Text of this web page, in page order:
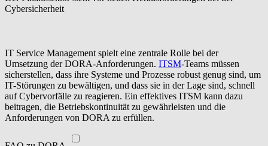
Cybersicherheit
IT Service Management spielt eine zentrale Rolle bei der
Umsetzung der DORA-Anforderungen. ITSM-Teams müssen
sicherstellen, dass ihre Systeme und Prozesse robust genug sind, um
IT-Störungen zu bewältigen, und dass sie in der Lage sind, schnell
auf Cybervorfälle zu reagieren. Ein effektives ITSM kann dazu
beitragen, die Betriebskontinuität zu gewährleisten und die
Anforderungen von DORA zu erfüllen.